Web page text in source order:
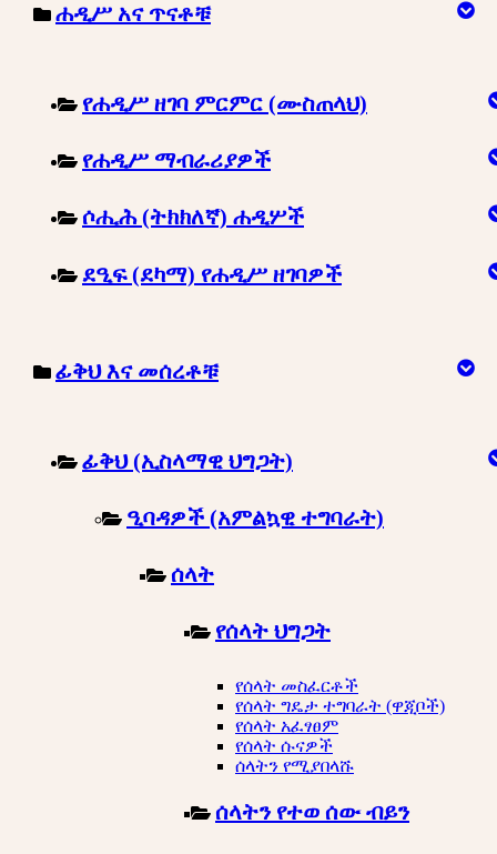
ሐዲሥ አና ጥናቶቹ
የሐዲሥ ዘገባ ምርምር (ሙስጠላህ)
የሐዲሥ ማብራሪያዎች
ሶሒሕ (ትክክለኛ) ሐዲሦች
ደዒፍ (ደካማ) የሐዲሥ ዘገባዎች
ፊቅህ እና መሰረቶቹ
ፊቅህ (ኢስላማዊ ህግጋት)
ዒባዳዎች (አምልኳዊ ተግባራት)
ሰላት
የሰላት ህግጋት
የሰላት መስፈርቶች
የሰላት ግዴታ ተግባራት (ዋጂቦች)
የሰላት አፈፃፀም
የሰላት ሱናዎች
ሰላትን የሚያበላሹ
ሰላትን የተወ ሰው ብይን